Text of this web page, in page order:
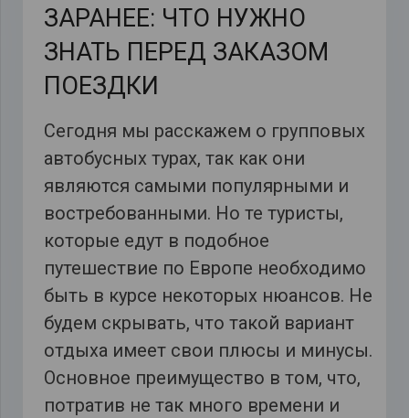
ЗАРАНЕЕ: ЧТО НУЖНО
ЗНАТЬ ПЕРЕД ЗАКАЗОМ
ПОЕЗДКИ
Сегодня мы расскажем о групповых
автобусных турах, так как они
являются самыми популярными и
востребованными. Но те туристы,
которые едут в подобное
путешествие по Европе необходимо
быть в курсе некоторых нюансов. Не
будем скрывать, что такой вариант
отдыха имеет свои плюсы и минусы.
Основное преимущество в том, что,
потратив не так много времени и